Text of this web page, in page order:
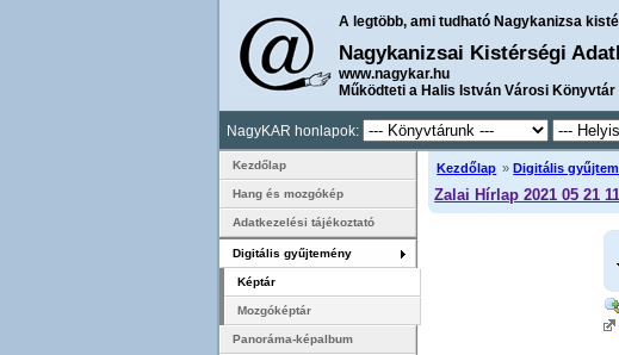
A legtöbb, ami tudható Nagykanizsa
Nagykanizsai Kistérségi
www.nagykar.hu
Működteti a Halis István Városi Könyvtár
NagyKAR honlapok:
Kezdőlap » Digitális
Zalai Hírlap 2021 05 21
Kezdőlap
Hang és mozgókép
Adatkezelési tájékoztató
Digitális gyűjtemény
Képtár
Mozgóképtár
Panoráma-képalbum